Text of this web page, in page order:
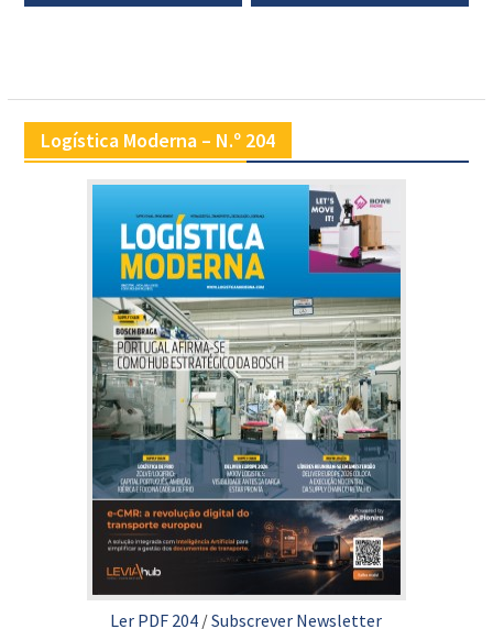
Logística Moderna – N.º 204
Ler PDF 204 /Subscrever Newsletter